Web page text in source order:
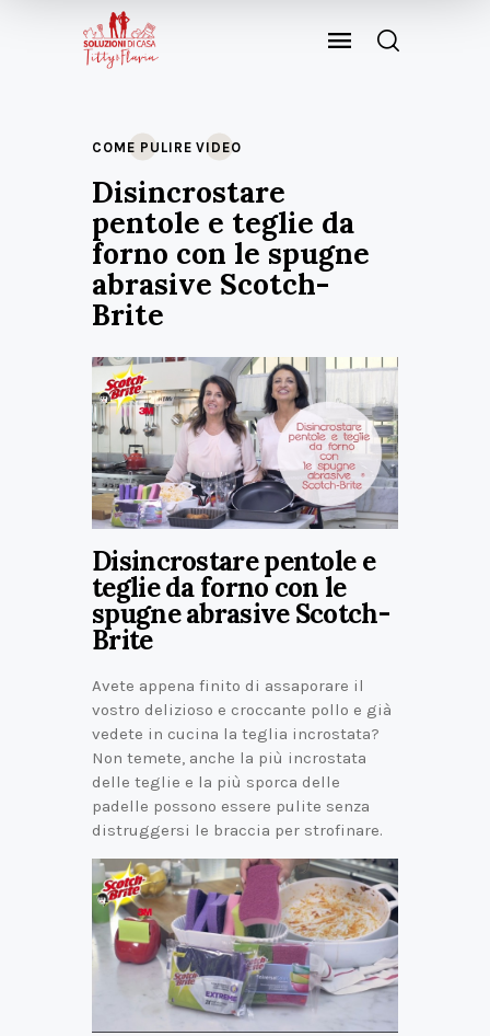
COME PULIRE VIDEO
Disincrostare
pentole e teglie da
forno con le spugne
abrasive Scotch-
Brite
Disincrostare pentole e
teglie da forno con le
spugne abrasive Scotch-
Brite
Avete appena finito di assaporare il
vostro delizioso e croccante pollo e già
vedete in cucina la teglia incrostata?
Non temete, anche la più incrostata
delle teglie e la più sporca delle
padelle possono essere pulite senza
distruggersi le braccia per strofinare.